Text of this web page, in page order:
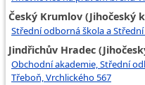
Český Krumlov (Jihočeský
Střední odborná škola a
Jindřichův Hradec
Obchodní akademie, Střední
Třeboň, Vrchlického 567